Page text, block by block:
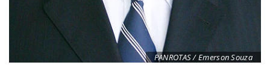
PANROTAS / Emerson Souza